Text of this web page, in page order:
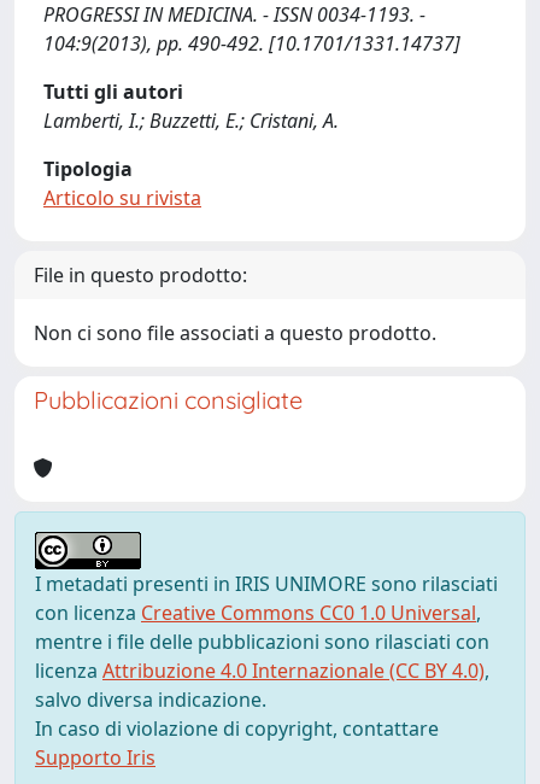
PROGRESSI IN MEDICINA. - ISSN 0034-1193. -
104:9(2013), pp. 490-492. [10.1701/1331.14737]
Tutti gli autori
Lamberti, I.; Buzzetti, E.; Cristani, A.
Tipologia
Articolo su rivista
File in questo prodotto:
Non ci sono file associati a questo prodotto.
Pubblicazioni consigliate
I metadati presenti in IRIS UNIMORE sono rilasciati
con licenza Creative Commons CC0 1.0 Universal,
mentre i file delle pubblicazioni sono rilasciati con
licenza Attribuzione 4.0 Internazionale (CC BY 4.0),
salvo diversa indicazione.
In caso di violazione di copyright, contattare
Supporto Iris